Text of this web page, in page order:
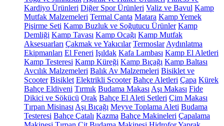
Kardiyo Ürünleri Diğer Spor Ürünleri Valiz ve Bavul Kamp
Mutfak Malzemeleri Termal Çanta Matara Kamp Yemek
Pişirme Seti Kamp Buzluk ve Soğutucu Ürünler Kamp
Demliği Kamp Tavası Kamp Ocağı Kamp Mutfak
Aksesuarları Çakmak ve Yakıcılar Termoslar Aydınlatma
Ekipmanları El Feneri Işıldak Kafa Lambası Kamp El Aletleri
Kamp Testeresi Kamp Küreği Kamp Bıçağı Kamp Baltası
Avcılık Malzemeleri Balık Av Malzemeleri Bisiklet ve
Scooter Bisiklet Elektrikli Scooter Bahçe Aletleri Çapa Kürek
Bahçe Eldiveni Tırmık Budama Makası Aşı Makası Fide
Dikici ve Sökücü Orak Bahçe El Aleti Setleri Çim Makası
Tırpan Misinası Aşı Bıçağı Meyve Toplama Aleti Budama
Testeresi Bahçe Çatalı Kazma Bahçe Makineleri Çapalama